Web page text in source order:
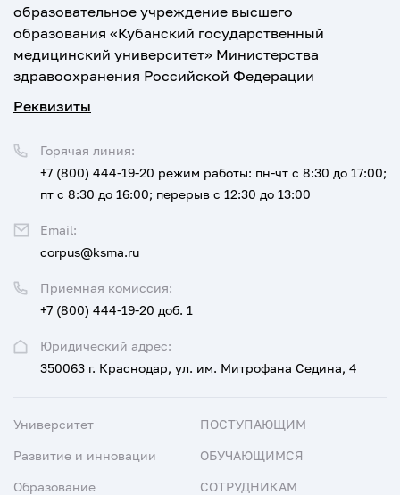
образовательное учреждение высшего
образования «Кубанский государственный
медицинский университет» Министерства
здравоохранения Российской Федерации
Реквизиты
Юридический адрес:
350063 г. Краснодар, ул. им. Митрофана Седина, 4
Приемная комиссия:
+7 (800) 444-19-20 доб. 1
Горячая линия:
+7 (800) 444-19-20 режим работы: пн-чт с 8:30 до 17:00;
пт с 8:30 до 16:00; перерыв с 12:30 до 13:00
Email:
corpus@ksma.ru
Университет
Развитие и инновации
Образование
ПОСТУПАЮЩИМ
ОБУЧАЮЩИМСЯ
СОТРУДНИКАМ